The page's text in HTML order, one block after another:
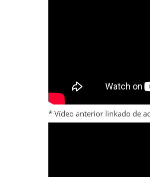
* Vídeo anterior linkado de